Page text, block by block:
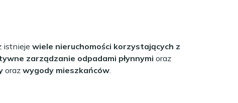
istnieje wiele nieruchomości korzystających z
zarządzanie odpadami płynnymi oraz
oraz wygody mieszkańców